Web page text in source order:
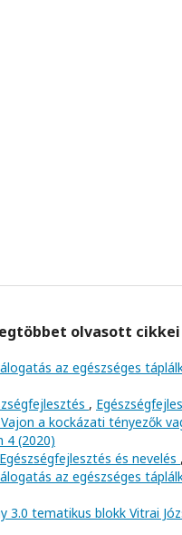
olvasott cikkei
az egészséges
,
a kockázati tényezők
4 (2020)
és nevelés ,
az egészséges
3.0 tematikus blokk Vitrai